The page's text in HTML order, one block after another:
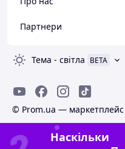
Партнери
Тема - світла BETA
© Prom.ua — маркетплейс
Наскільки